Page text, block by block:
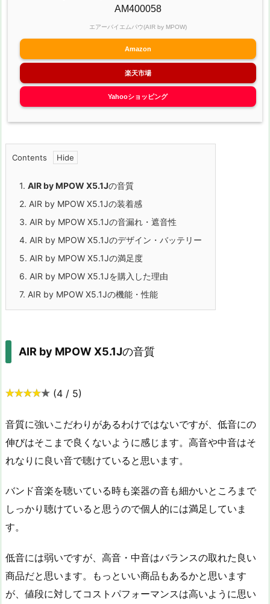
AM400058
エアーバイエムパウ(AIR by MPOW)
Amazon
楽天市場
Yahooショッピング
Contents
1. AIR by MPOW X5.1Jの音質
2. AIR by MPOW X5.1Jの装着感
3. AIR by MPOW X5.1Jの音漏れ・遮音性
4. AIR by MPOW X5.1Jのデザイン・バッテリー
5. AIR by MPOW X5.1Jの満足度
6. AIR by MPOW X5.1Jを購入した理由
7. AIR by MPOW X5.1Jの機能・性能
AIR by MPOW X5.1Jの音質
(4 / 5)
音質に強いこだわりがあるわけではないですが、低音にの
伸びはそこまで良くないように感じます。高音や中音はそ
れなりに良い音で聴けていると思います。
バンド音楽を聴いている時も楽器の音も細かいところまで
しっかり聴けていると思うので個人的には満足していま
す。
低音には弱いですが、高音・中音はバランスの取れた良い
商品だと思います。もっといい商品もあるかと思います
が、値段に対してコストパフォーマンスは高いように思い